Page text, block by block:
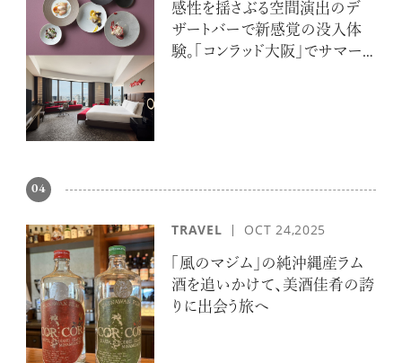
アクティビティの意外な視点、新たな
感覚で味わうニューヨークの魅力
のアートピース
感性を揺さぶる空間演出のデ
ザートバーで新感覚の没入体
験。「コンラッド大阪」でサマー
04
TRAVEL OCT 24,2025
「風のマジム」の純沖縄産ラム
酒を追いかけて、美酒佳肴の誇
りに出会う旅へ